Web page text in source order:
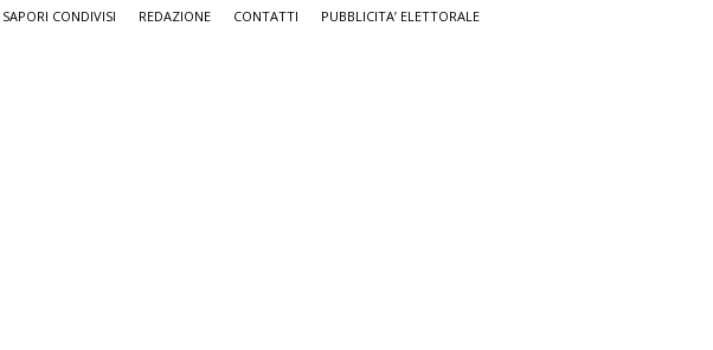
SAPORI CONDIVISI REDAZIONE CONTATTI PUBBLICITA’ ELETTORALE